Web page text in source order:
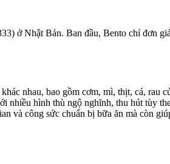
ở Nhật Bản. Ban đầu, Bento chỉ đơn
nhau, bao gồm cơm, mì, thịt, cá, rau
nhiều hình thù ngộ nghĩnh, thu hút tùy
và công sức chuẩn bị bữa ăn mà còn